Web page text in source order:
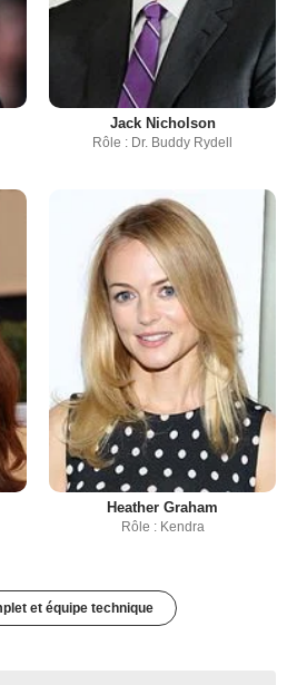
Jack Nicholson
Rôle : Dr. Buddy Rydell
Heather Graham
Rôle : Kendra
et équipe technique